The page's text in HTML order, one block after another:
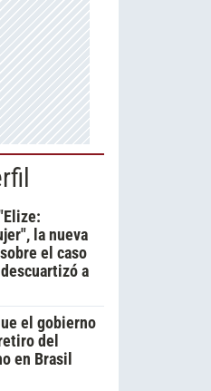
la nueva
el caso
a
el gobierno
del
en Brasil